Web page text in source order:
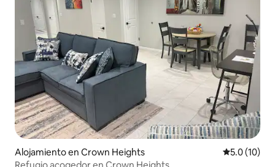
Alojamiento en Crown Heights Calificación
5.0 (10)
Refugio acogedor en Crown Heights